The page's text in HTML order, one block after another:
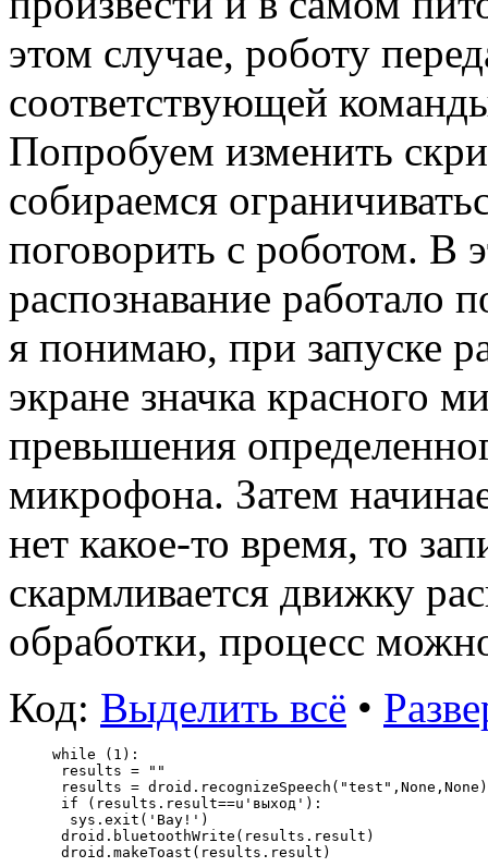
этом случае, роботу
соответствующей
Попробуем изменить
собираемся
поговорить с роботом. В
распознавание работало
я понимаю, при запуске
экране значка красного
превышения
микрофона. Затем
нет какое-то время, то
скармливается движку
обработки, процесс
Код: Выделить всё •
while (1):
results = ""
results =
if (results.result==u'выход'):
sys.exit('Bay!')
droid.bluetoothWrite(results.result)
droid.makeToast(results.result)